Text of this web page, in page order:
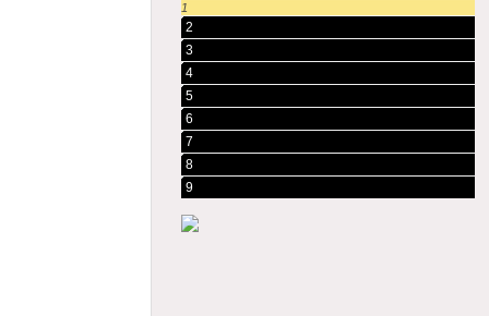
1
2
3
4
5
6
7
8
9